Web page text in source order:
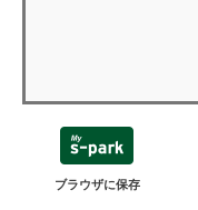
ブラウザに保存